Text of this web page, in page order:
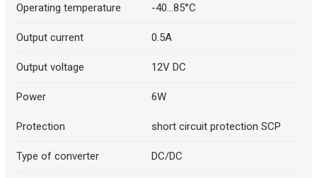
Operating temperature -40...85°C
Output current 0.5A
Output voltage 12V DC
Power 6W
Protection short circuit protection SCP
Type of converter DC/DC